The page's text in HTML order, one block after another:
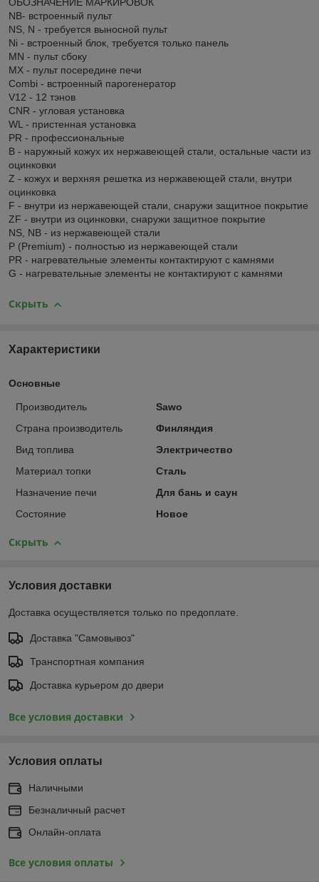
ОБОЗНАЧЕНИЕ МАРКИРОВОК
NB- встроенный пульт
NS, N - требуется выносной пульт
Ni - встроенный блок, требуется только панель
MN - пульт сбоку
MX - пульт посередине печи
Combi - встроенный парогенератор
V12 - 12 тэнов
CNR - угловая установка
WL - пристенная установка
PR - профессиональные
В - наружный кожух их нержавеющей стали, остальные части из
оцинковки
Z - кожух и верхняя решетка из нержавеющей стали, внутри
оцинковка
F - внутри из нержавеющей стали, снаружи защитное покрытие
ZF - внутри из оцинковки, снаружи защитное покрытие
NS, NB - из нержавеющей стали
P (Premium) - полностью из нержавеющей стали
PR - нагревательные элементы контактируют с камнями
G - нагревательные элементы не контактируют с камнями
Скрыть
Характеристики
Основные
Производитель
Sawo
Страна производитель
Финляндия
Вид топлива
Электричество
Материал топки
Сталь
Назначение печи
Для бань и саун
Состояние
Новое
Скрыть
Условия доставки
Доставка осуществляется только по предоплате.
Доставка "Самовывоз"
Транспортная компания
Доставка курьером до двери
Все условия доставки
Условия оплаты
Наличными
Безналичный расчет
Онлайн-оплата
Все условия оплаты